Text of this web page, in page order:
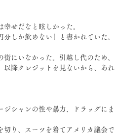
せだなと眩しかった。
しか飲めない」と書かれていた。
にいなかった。引越し代のため、
以降クレジットを見ないから、あれ
シャンの性や暴力、ドラッグにま
切り、スーツを着てアメリカ議会で